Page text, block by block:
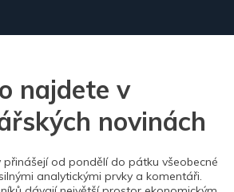
najdete v
novinách
od pondělí do pátku všeobecné
analytickými prvky a komentáři.